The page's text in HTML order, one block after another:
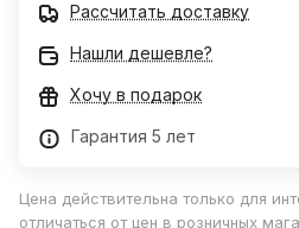
Рассчитать доставку
Нашли дешевле?
Хочу в подарок
Гарантия 5 лет
Цена действительна только для
отличаться от цен в розничных